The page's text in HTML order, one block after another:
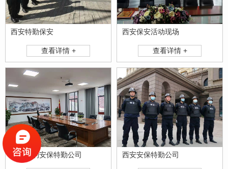
西安特勤保安
查看详情 +
西安保安活动现场
查看详情 +
西安好的安保特勤公司 西安安保特勤公司